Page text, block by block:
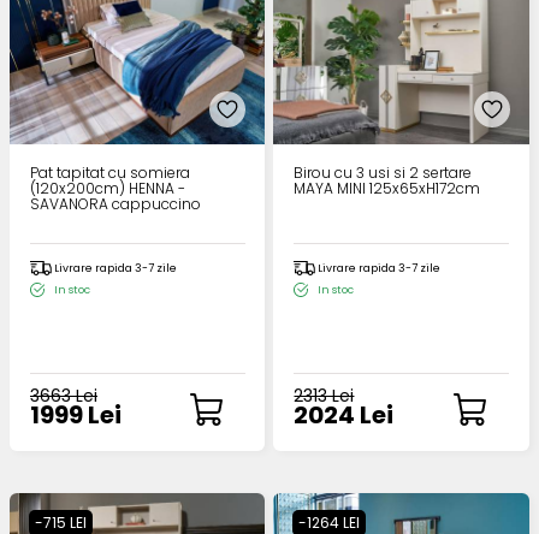
Pat tapitat cu somiera
(120x200cm) HENNA -
SAVANORA cappuccino
Livrare rapida 3-7 zile
In stoc
3663 Lei
1999 Lei
Birou cu 3 usi si 2 sertare
MAYA MINI 125x65xH172cm
Livrare rapida 3-7 zile
In stoc
2313 Lei
2024 Lei
-715 LEI -1264 LEI